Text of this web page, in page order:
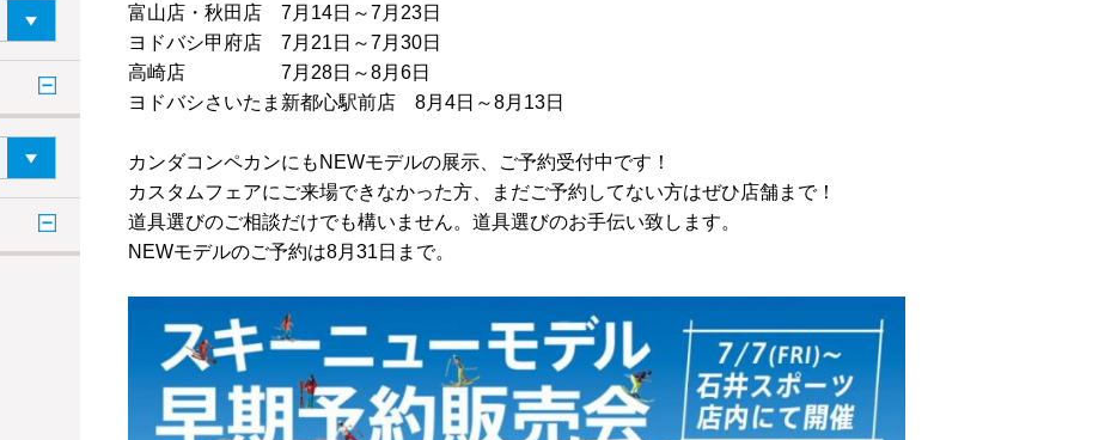
富山店・秋田店 7月14日～7月23日
ヨドバシ甲府店 7月21日～7月30日
高崎店 7月28日～8月6日
ヨドバシさいたま新都心駅前店 8月4日～8月13日
カンダコンペカンにもNEWモデルの展示、ご予約受付中です！
カスタムフェアにご来場できなかった方、まだご予約してない方はぜひ店舗まで！
道具選びのご相談だけでも構いません。道具選びのお手伝い致します。
NEWモデルのご予約は8月31日まで。